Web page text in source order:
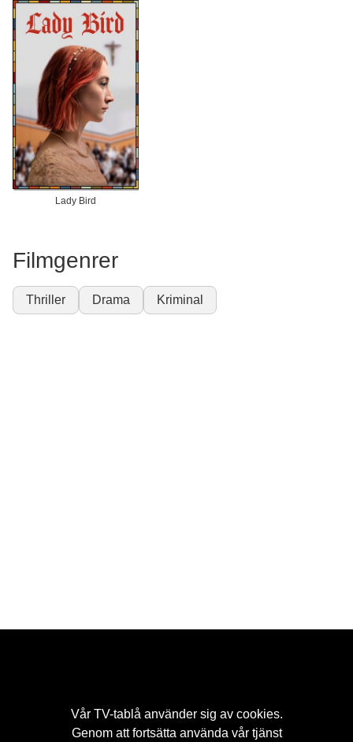
Lady Bird
Filmgenrer
Thriller Drama Kriminal
Vår TV-tablå använder sig av cookies.
Genom att fortsätta använda vår tjänst